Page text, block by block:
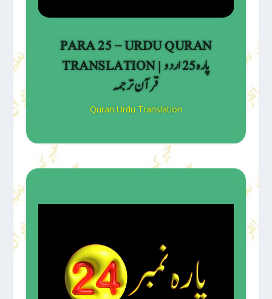
PARA 25 – URDU QURAN
TRANSLATION | پارہ 25 اردو
قرآن ترجمہ
Quran Urdu Translation